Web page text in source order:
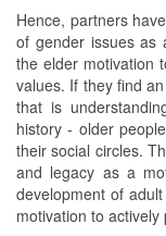
Hence, partners
of gender issues as
the elder motivation
values. If they find
that is
history - older
their social circles.
and legacy as a
development of
motivation to